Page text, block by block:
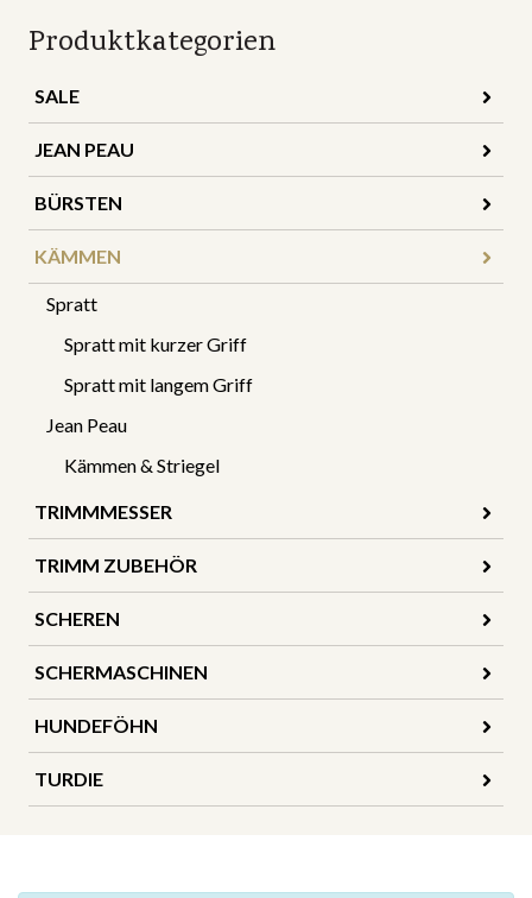
Produktkategorien
SALE
JEAN PEAU
BÜRSTEN
KÄMMEN
Spratt
Spratt mit kurzer Griff
Spratt mit langem Griff
Jean Peau
Kämmen & Striegel
TRIMMMESSER
TRIMM ZUBEHÖR
SCHEREN
SCHERMASCHINEN
HUNDEFÖHN
TURDIE